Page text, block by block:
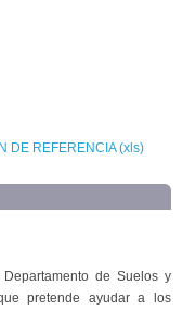
DE REFERENCIA (xls)
de Suelos y
pretende ayudar a los